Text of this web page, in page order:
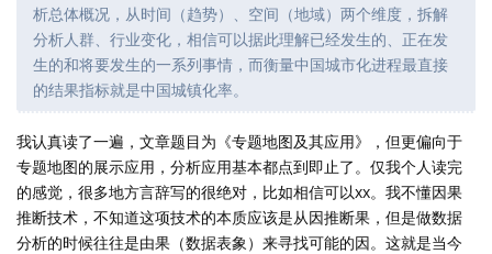
析总体概况，从时间（趋势）、空间（地域）两个维度，拆解
分析人群、行业变化，相信可以据此理解已经发生的、正在发
生的和将要发生的一系列事情，而衡量中国城市化进程最直接
的结果指标就是中国城镇化率。
我认真读了一遍，文章题目为《专题地图及其应用》，但更偏向于
专题地图的展示应用，分析应用基本都点到即止了。仅我个人读完
的感觉，很多地方言辞写的很绝对，比如相信可以xx。我不懂因果
推断技术，不知道这项技术的本质应该是从因推断果，但是做数据
分析的时候往往是由果（数据表象）来寻找可能的因。这就是当今